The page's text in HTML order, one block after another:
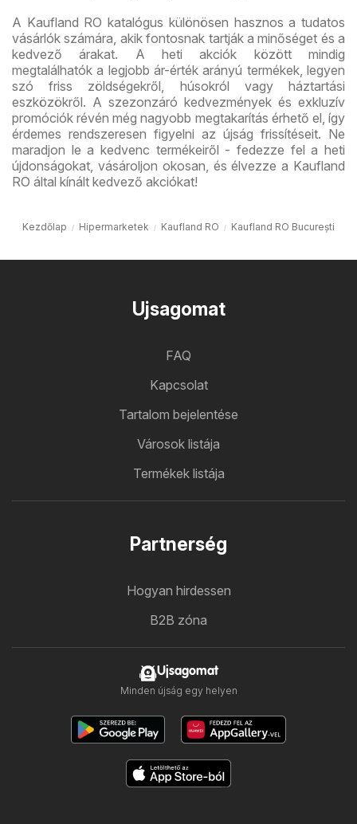
A Kaufland RO katalógus különösen hasznos a tudatos
vásárlók számára, akik fontosnak tartják a minőséget és a
kedvező árakat. A heti akciók között mindig
megtalálhatók a legjobb ár-érték arányú termékek, legyen
szó friss zöldségekről, húsokról vagy háztartási
eszközökről. A szezonzáró kedvezmények és exkluzív
promóciók révén még nagyobb megtakarítás érhető el, így
érdemes rendszeresen figyelni az újság frissítéseit. Ne
maradjon le a kedvenc termékeiről - fedezze fel a heti
újdonságokat, vásároljon okosan, és élvezze a Kaufland
RO által kínált kedvező akciókat!
Kezdőlap Hipermarketek Kaufland RO Kaufland RO București
Ujsagomat
FAQ
Kapcsolat
Tartalom bejelentése
Városok listája
Termékek listája
Partnerség
Hogyan hirdessen
B2B zóna
Ujsagomat
Minden újság egy helyen